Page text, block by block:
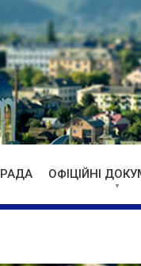
ОФІЦІЙНІ